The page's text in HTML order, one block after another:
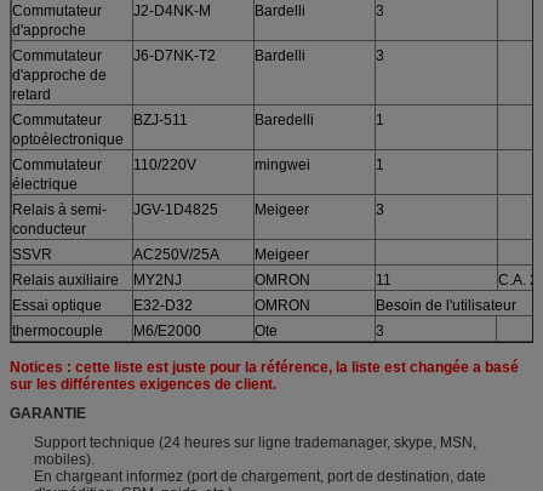
Commutateur
d'approche
J2-D4NK-M Bardelli 3
Commutateur
d'approche de
retard
J6-D7NK-T2 Bardelli 3
Commutateur
optoélectronique
BZJ-511 Baredelli 1
Commutateur
électrique
110/220V mingwei 1
Relais à semi-
conducteur
JGV-1D4825 Meigeer 3
SSVR AC250V/25A
Meigeer
Relais auxiliaire
MY2NJ OMRON 11
C.A.
Essai optique
E32-D32 OMRON
Besoin de l'utilisateur
thermocouple
M6/E2000 Ote 3
Notices : cette liste est juste pour la référence, la liste est changée a basé
sur les différentes exigences de client.
GARANTIE
Support technique (24 heures sur ligne trademanager, skype, MSN,
mobiles).
En chargeant informez (port de chargement, port de destination, date